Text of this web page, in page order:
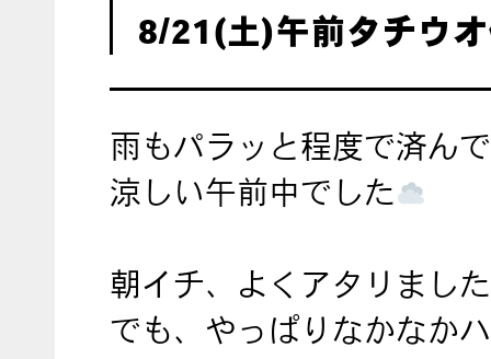
8/21(土)午前タチウ
雨もパラッと程度で済ん
涼しい午前中でした
朝イチ、よくアタリました
でも、やっぱりなかなか